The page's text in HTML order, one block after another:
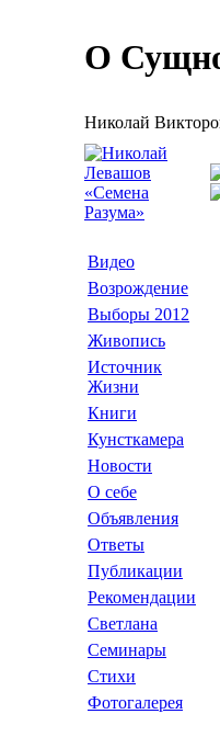
О
Николай
Видео
Возрождение
Выборы 2012
Живопись
Источник
Жизни
Книги
Кунсткамера
Новости
О себе
Объявления
Ответы
Публикации
Рекомендации
Светлана
Семинары
Стихи
Фотогалерея